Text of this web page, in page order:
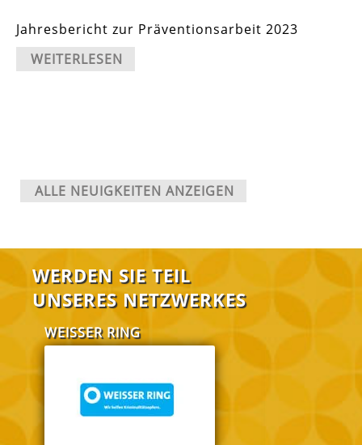
Jahresbericht zur Präventionsarbeit 2023
WEITERLESEN
ALLE NEUIGKEITEN ANZEIGEN
WERDEN SIE TEIL
UNSERES NETZWERKES
WEISSER RING FABI